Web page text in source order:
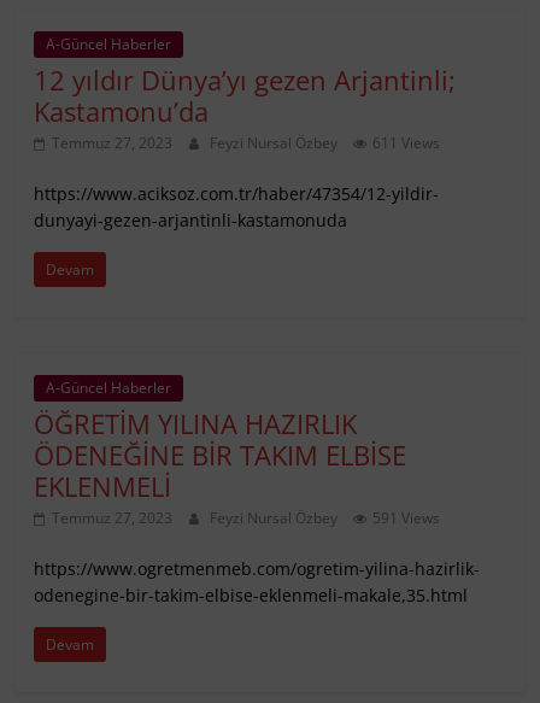
A-Güncel Haberler
12 yıldır Dünya’yı gezen Arjantinli;
Kastamonu’da
Temmuz 27, 2023 Feyzi Nursal Özbey 611 Views
https://www.aciksoz.com.tr/haber/47354/12-yildir-
dunyayi-gezen-arjantinli-kastamonuda
Devam
A-Güncel Haberler
ÖĞRETİM YILINA HAZIRLIK
ÖDENEĞİNE BİR TAKIM ELBİSE
EKLENMELİ
Temmuz 27, 2023 Feyzi Nursal Özbey 591 Views
https://www.ogretmenmeb.com/ogretim-yilina-hazirlik-
odenegine-bir-takim-elbise-eklenmeli-makale,35.html
Devam